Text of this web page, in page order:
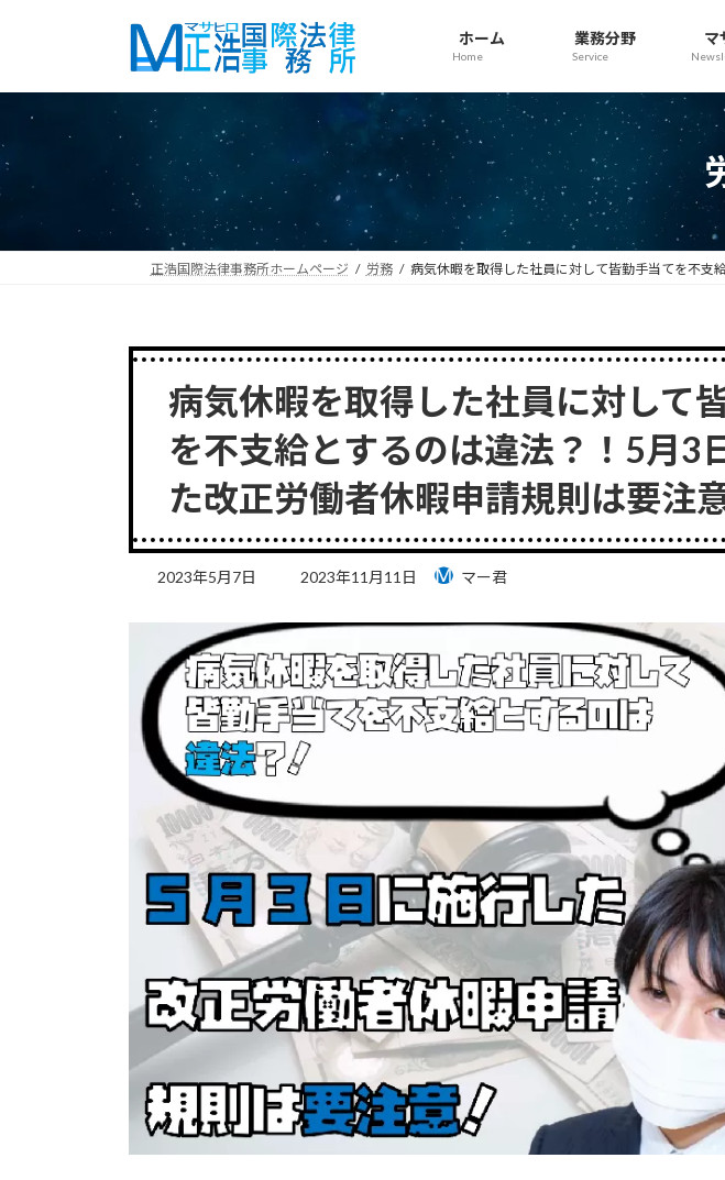
ン
へ
ス
キ
プ
ー
ョ
ン
に
動
ホーム
Home
業務分野
Service
マ
正浩国際法律事務所ホームページ 労務 病気休暇を取得した社員に対して皆勤手当てを不支
病気休暇を取得した社員に対して
を不支給とするのは違法？！5月3
た改正労働者休暇申請規則は要注
2023年5月7日
最
日
時
:
2023年11月11日 マー君